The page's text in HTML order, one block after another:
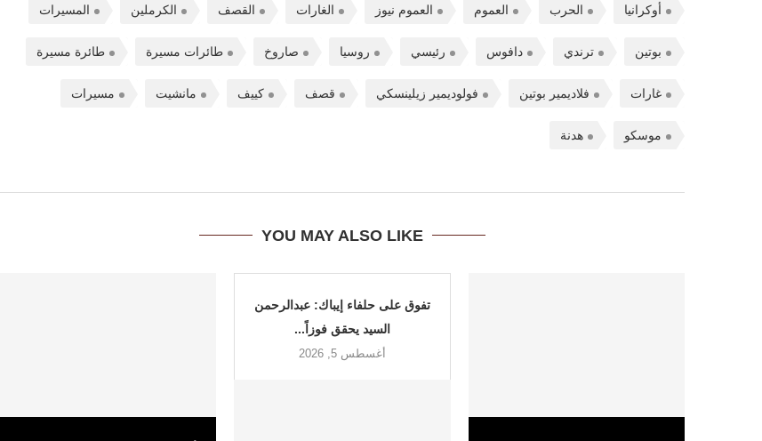
أوكرانيا الحرب العموم العموم نيوز الغارات القصف الكرملين المسيرات
بوتين ترندي دافوس رئيسي روسيا صاروخ طائرات مسيرة طائرة مسيرة
غارات فلاديمير بوتين فولوديمير زيلينسكي قصف كييف مانشيت مسيرات
موسكو هدنة
YOU MAY ALSO LIKE
تفوق على حلفاء إيباك: عبدالرحمن
السيد يحقق فوزاً...
أغسطس 5, 2026